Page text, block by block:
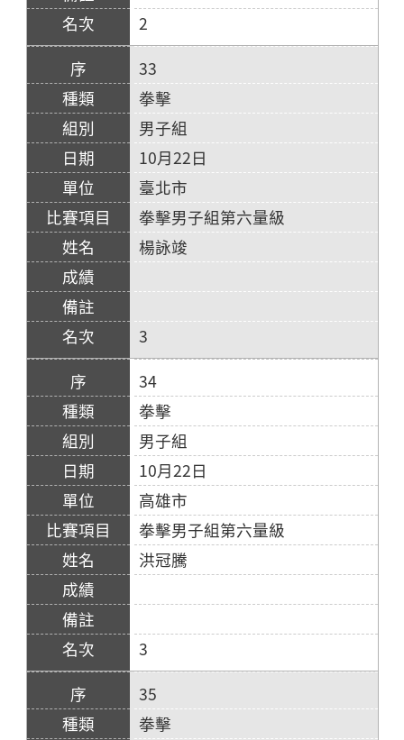
2
33
拳擊
男子組
10月22日
臺北市
拳擊男子組第六量級
楊詠竣
3
34
拳擊
男子組
10月22日
高雄市
拳擊男子組第六量級
洪冠騰
3
35
拳擊